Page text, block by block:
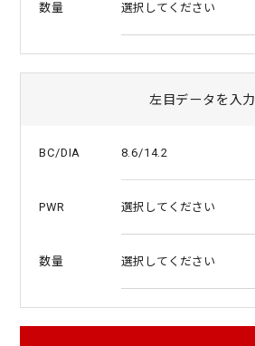
数量
左目データを入力
BC/DIA 8.6/14.2
PWR
数量